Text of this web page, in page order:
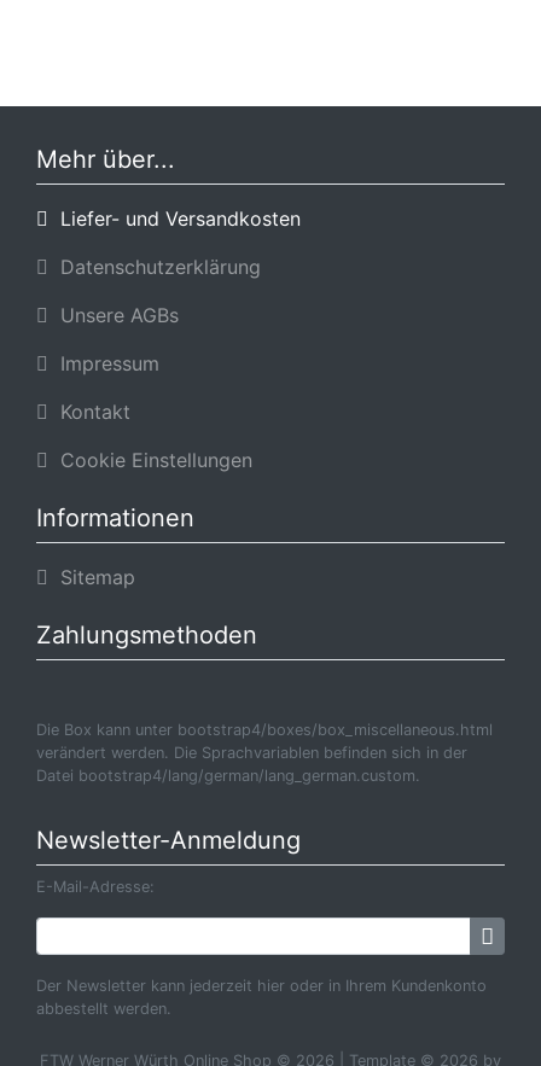
Mehr über...
Liefer- und Versandkosten
Datenschutzerklärung
Unsere AGBs
Impressum
Kontakt
Cookie Einstellungen
Informationen
Sitemap
Zahlungsmethoden
Die Box kann unter bootstrap4/boxes/box_miscellaneous.html
verändert werden. Die Sprachvariablen befinden sich in der
Datei bootstrap4/lang/german/lang_german.custom.
Newsletter-Anmeldung
E-Mail-Adresse:
Der Newsletter kann jederzeit hier oder in Ihrem Kundenkonto
abbestellt werden.
FTW Werner Würth Online Shop © 2026 | Template © 2026 by